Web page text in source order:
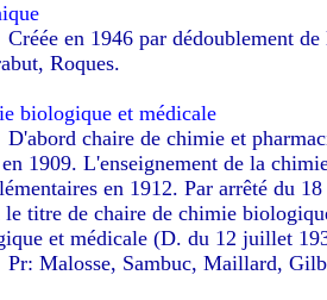
Créée en 1946 par dédoublement
Roques.
biologique et médicale
D'abord chaire de chimie et
1909. L'enseignement de la
en 1912. Par arrêté du
le titre de chaire de chimie
et médicale (D. du 12 juillet
Pr: Malosse, Sambuc, Maillard,